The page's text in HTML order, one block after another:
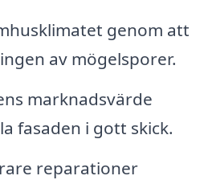
genom att
av mögelsporer.
marknadsvärde
fasaden i gott skick.
reparationer